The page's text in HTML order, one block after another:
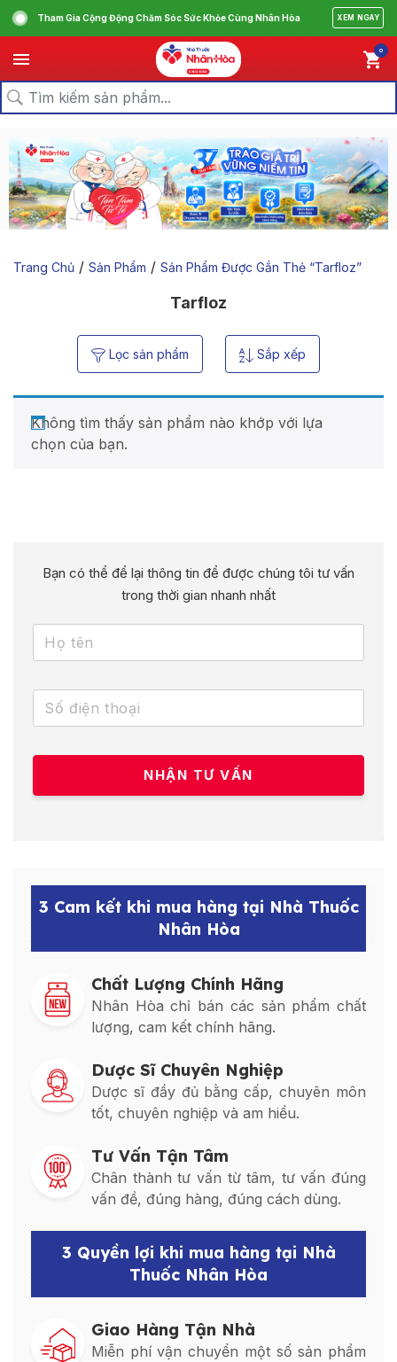
Tham Gia Cộng Động Chăm Sóc Sức Khỏe Cùng Nhân Hòa XEM NGAY
0
Trang Chủ / Sản Phẩm / Sản Phẩm Được Gắn Thẻ “tarfloz”
Tarfloz
Lọc sản phẩm Sắp xếp
Không tìm thấy sản phẩm nào khớp với lựa
chọn của bạn.
Bạn có thể để lại thông tin để được chúng tôi tư vấn
trong thời gian nhanh nhất
3 Cam kết khi mua hàng tại Nhà Thuốc
Nhân Hòa
Chất Lượng Chính Hãng
Nhân Hòa chỉ bán các sản phẩm chất
lượng, cam kết chính hãng.
Dược Sĩ Chuyên Nghiệp
Dược sĩ đầy đủ bằng cấp, chuyên môn
tốt, chuyên nghiệp và am hiểu.
Tư Vấn Tận Tâm
Chân thành tư vấn từ tâm, tư vấn đúng
vấn đề, đúng hàng, đúng cách dùng.
3 Quyền lợi khi mua hàng tại Nhà
Thuốc Nhân Hòa
Giao Hàng Tận Nhà
Miễn phí vận chuyển một số sản phẩm